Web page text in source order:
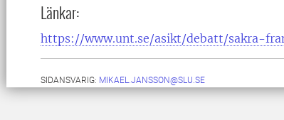
Länkar:
https://www.unt.se/asikt/debatt/sakra-
SIDANSVARIG: MIKAEL.JANSSON@SLU.SE